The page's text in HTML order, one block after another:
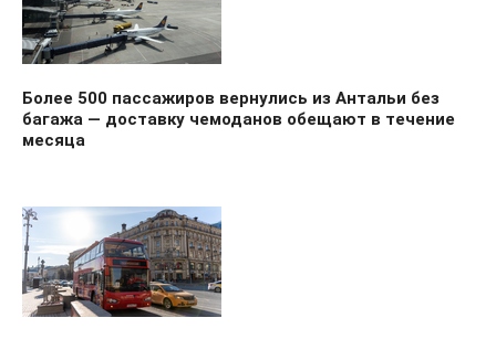
Более 500 пассажиров вернулись из Антальи без
багажа — доставку чемоданов обещают в течение
месяца